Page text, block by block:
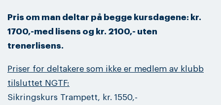
Pris om man deltar på begge kursdagene: kr.
1700,-med lisens og kr. 2100,- uten
trenerlisens.
Priser for deltakere som ikke er medlem av klubb
tilsluttet NGTF:
Sikringskurs Trampett, kr. 1550,-